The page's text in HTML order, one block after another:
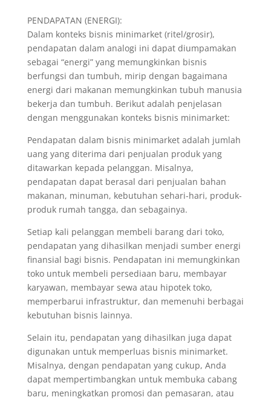
PENDAPATAN (ENERGI):
Dalam konteks bisnis minimarket (ritel/grosir),
pendapatan dalam analogi ini dapat diumpamakan
sebagai “energi” yang memungkinkan bisnis
berfungsi dan tumbuh, mirip dengan bagaimana
energi dari makanan memungkinkan tubuh manusia
bekerja dan tumbuh. Berikut adalah penjelasan
dengan menggunakan konteks bisnis minimarket:
Pendapatan dalam bisnis minimarket adalah jumlah
uang yang diterima dari penjualan produk yang
ditawarkan kepada pelanggan. Misalnya,
pendapatan dapat berasal dari penjualan bahan
makanan, minuman, kebutuhan sehari-hari, produk-
produk rumah tangga, dan sebagainya.
Setiap kali pelanggan membeli barang dari toko,
pendapatan yang dihasilkan menjadi sumber energi
finansial bagi bisnis. Pendapatan ini memungkinkan
toko untuk membeli persediaan baru, membayar
karyawan, membayar sewa atau hipotek toko,
memperbarui infrastruktur, dan memenuhi berbagai
kebutuhan bisnis lainnya.
Selain itu, pendapatan yang dihasilkan juga dapat
digunakan untuk memperluas bisnis minimarket.
Misalnya, dengan pendapatan yang cukup, Anda
dapat mempertimbangkan untuk membuka cabang
baru, meningkatkan promosi dan pemasaran, atau